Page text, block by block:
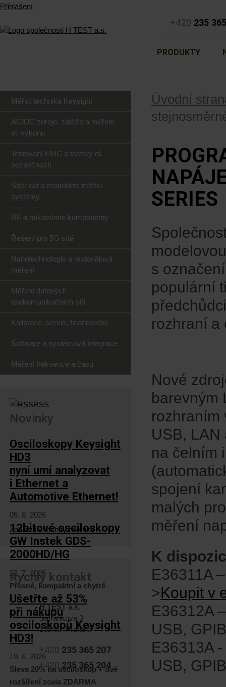
+420 235
PRODUKTY
Přihlášení
Úvodní
SERIES
s
populární
rozhraní a
Nové
barevným
rozhraním
USB,
na čelním
spojení
malých
měření
K
E36311A
>Koupit v
E36312A
USB,
E36313A
USB,
Měřicí technika Keysight
AC/DC zdroje, zátěže a měření
el. výkonu
Testování EMC a testery el.
bezpečnosti
Sběr dat a modulární měřící
systémy
RF a mikrovlnné komponenty
Řešení pro 5G sítě
Nanotechnologie a materiálová
měření
Měření datových
telekomunikačních sítí
Kalibrace, servis, financování
Software a systémová integrace
Měření frekvence a času
RSS
Novinky
Osciloskopy Keysight
HD3
nyní umí analyzovat
i Ethernet a
Automotive Ethernet!
05. 8. 2026
12bitové osciloskopy
GW Instek GDS-
2000HD/HG
22. 7. 2026
Přesné, kompaktní a chytré
Ušetřte až 53%
při nákupu
osciloskopů Keysight
HD3!
19. 6. 2026
Sleva 20% na osciloskop + dvě
rozšíření zcela ZDARMA
Zobrazit všechny novinky
Rychlý kontakt
H TEST a.s.
Šafránkova 3
155 00 Praha 5
+420 235 365 207
+420 235 365 204